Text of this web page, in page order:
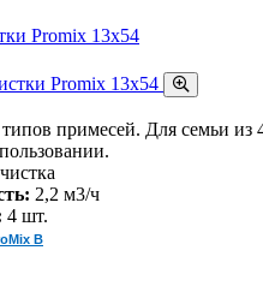
Promix 13х54
примесей. Для семьи из
2,2 м3/ч
4 шт.
B